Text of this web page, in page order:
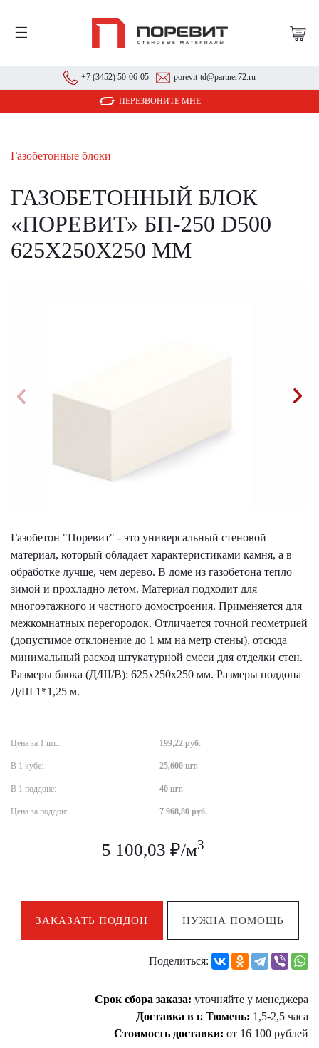
☰
+7 (3452) 50-06-05 porevit-td@partner72.ru
ПЕРЕЗВОНИТЕ МНЕ
Газобетонные блоки
ГАЗОБЕТОННЫЙ БЛОК
«ПОРЕВИТ» БП-250 D500
625X250X250 ММ
Газобетон "Поревит" - это универсальный стеновой
материал, который обладает характеристиками камня, а в
обработке лучше, чем дерево. В доме из газобетона тепло
зимой и прохладно летом. Материал подходит для
многоэтажного и частного домостроения. Применяется для
межкомнатных перегородок. Отличается точной геометрией
(допустимое отклонение до 1 мм на метр стены), отсюда
минимальный расход штукатурной смеси для отделки стен.
Размеры блока (Д/Ш/В): 625х250х250 мм. Размеры поддона
Д/Ш 1*1,25 м.
Цена за 1 шт.: 199,22 руб.
В 1 кубе: 25,600 шт.
В 1 поддоне: 40 шт.
Цена за поддон: 7 968,80 руб.
5 100,03 ₽/м3
ЗАКАЗАТЬ ПОДДОН НУЖНА ПОМОЩЬ
Поделиться:
Срок сбора заказа: уточняйте у менеджера
Доставка в г. Тюмень: 1,5-2,5 часа
Стоимость доставки: от 16 100 рублей